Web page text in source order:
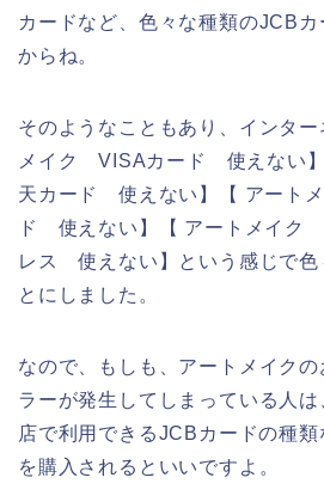
カードなど、色々な種類のJCB
からね。
そのようなこともあり、インター
メイク VISAカード 使えない
天カード 使えない】【 アート
ド 使えない】【 アートメイク
レス 使えない】という感じで色
とにしました。
なので、もしも、アートメイク
ラーが発生してしまっている人
店で利用できるJCBカードの種
を購入されるといいですよ。